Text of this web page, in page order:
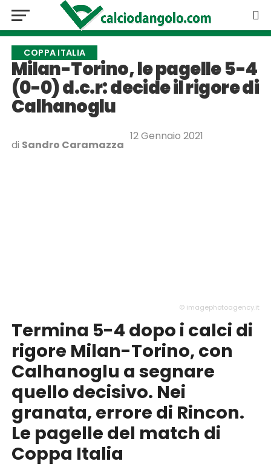
COPPA ITALIA
Milan-Torino, le pagelle 5-4
(0-0) d.c.r: decide il rigore di
Calhanoglu
di Sandro Caramazza
12 Gennaio 2021
© imagephotoagency.it
Termina 5-4 dopo i calci di
rigore Milan-Torino, con
Calhanoglu a segnare
quello decisivo. Nei
granata, errore di Rincon.
Le pagelle del match di
Coppa Italia